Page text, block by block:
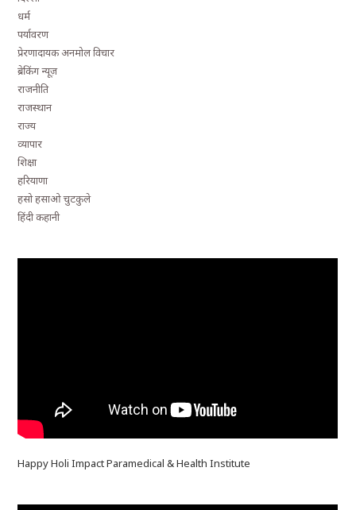
धर्म
पर्यावरण
प्रेरणादायक अनमोल विचार
ब्रेकिंग न्यूज़
राजनीति
राजस्थान
राज्य
व्यापार
शिक्षा
हरियाणा
हसो हसाओ चुटकुले
हिंदी कहानी
Happy Holi Impact Paramedical & Health Institute